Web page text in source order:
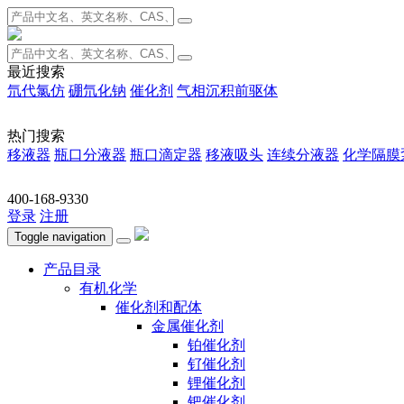
最近搜索
氘代氯仿 硼氘化钠 催化剂 气相沉积前驱体
热门搜索
移液器 瓶口分液器 瓶口滴定器 移液吸头 连续分液器 化学隔膜
400-168-9330
登录 注册
Toggle navigation
产品目录
有机化学
催化剂和配体
金属催化剂
铂催化剂
钌催化剂
锂催化剂